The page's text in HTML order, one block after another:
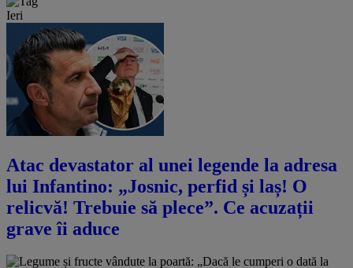
Ieri
Atac devastator al unei legende la adresa
lui Infantino: „Josnic, perfid și laș! O
relicvă! Trebuie să plece”. Ce acuzații
grave îi aduce